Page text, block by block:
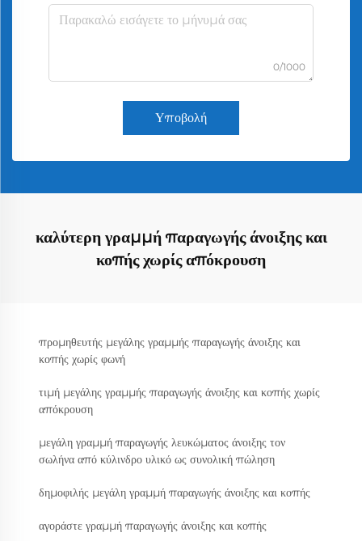
0/1000
Υποβολή
καλύτερη γραμμή παραγωγής άνοιξης και
κοπής χωρίς απόκρουση
προμηθευτής μεγάλης γραμμής παραγωγής άνοιξης και
κοπής χωρίς φωνή
τιμή μεγάλης γραμμής παραγωγής άνοιξης και κοπής χωρίς
απόκρουση
μεγάλη γραμμή παραγωγής λευκώματος άνοιξης τον
σωλήνα από κύλινδρο υλικό ως συνολική πώληση
δημοφιλής μεγάλη γραμμή παραγωγής άνοιξης και κοπής
αγοράστε γραμμή παραγωγής άνοιξης και κοπής